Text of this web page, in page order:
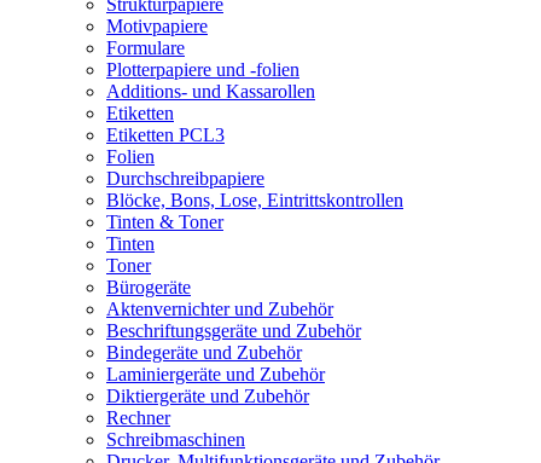
Strukturpapiere
Motivpapiere
Formulare
Plotterpapiere und -folien
Additions- und Kassarollen
Etiketten
Etiketten PCL3
Folien
Durchschreibpapiere
Blöcke, Bons, Lose, Eintrittskontrollen
Tinten & Toner
Tinten
Toner
Bürogeräte
Aktenvernichter und Zubehör
Beschriftungsgeräte und Zubehör
Bindegeräte und Zubehör
Laminiergeräte und Zubehör
Diktiergeräte und Zubehör
Rechner
Schreibmaschinen